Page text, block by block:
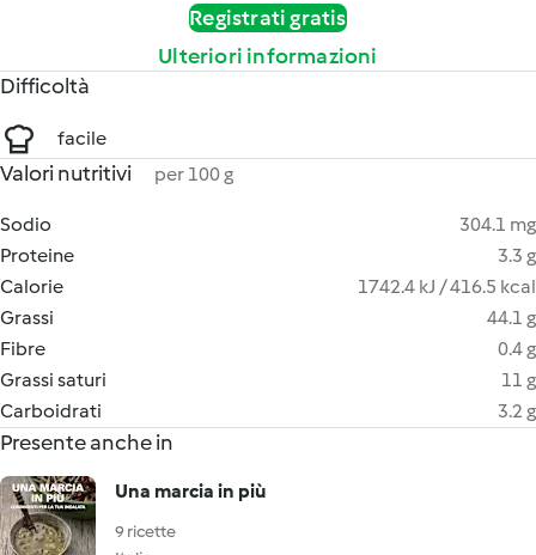
Registrati gratis
Ulteriori informazioni
Difficoltà
facile
Valori nutritivi per 100 g
Sodio
304.1 mg
Proteine
3.3 g
Calorie
1742.4 kJ / 416.5 kcal
Grassi
44.1 g
Fibre
0.4 g
Grassi saturi
11 g
Carboidrati
3.2 g
Presente anche in
Una marcia in più
9 ricette